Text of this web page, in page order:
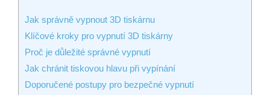
Jak správně vypnout 3D tiskárnu
Klíčové kroky pro vypnutí 3D tiskárny
Proč je důležité správné vypnutí
Jak chránit tiskovou hlavu při vypínání
Doporučené postupy pro bezpečné vypnutí